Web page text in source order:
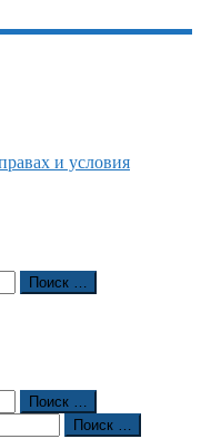
и условия
Поиск …
Поиск …
Поиск …